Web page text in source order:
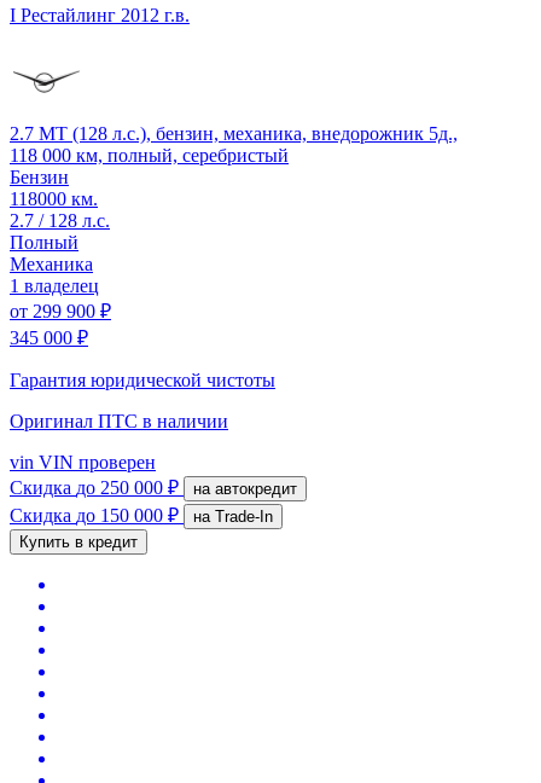
I Рестайлинг 2012 г.в.
2.7 MT (128 л.с.), бензин, механика, внедорожник 5д.,
118 000 км, полный, серебристый
Бензин
118000 км.
2.7 / 128 л.с.
Полный
Механика
1 владелец
от 299 900 ₽
345 000 ₽
Гарантия юридической чистоты
Оригинал ПТС в наличии
vin VIN проверен
Скидка до 250 000 ₽ на автокредит
Скидка до 150 000 ₽
на Trade-In
Купить в кредит